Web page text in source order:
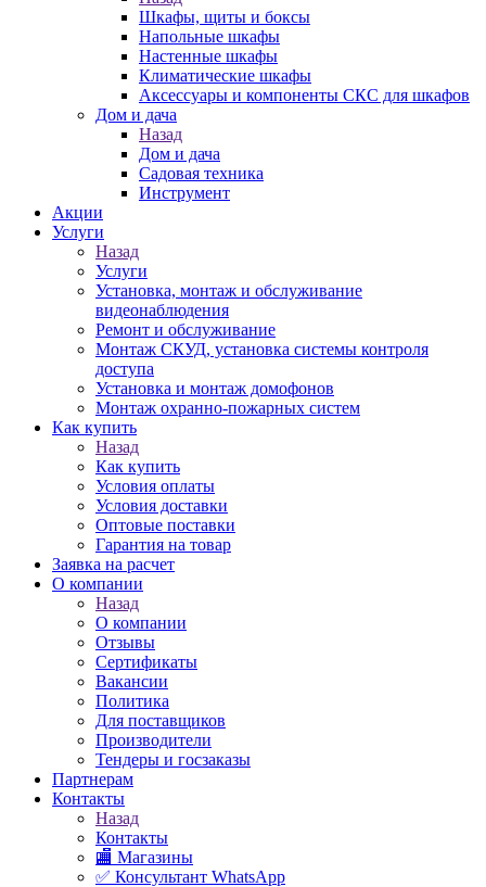
Шкафы, щиты и боксы
Напольные шкафы
Настенные шкафы
Климатические шкафы
Аксессуары и компоненты СКС для шкафов
Дом и дача
Назад
Дом и дача
Садовая техника
Инструмент
Акции
Услуги
Назад
Услуги
Установка, монтаж и обслуживание
видеонаблюдения
Ремонт и обслуживание
Монтаж СКУД, установка системы контроля
доступа
Установка и монтаж домофонов
Монтаж охранно-пожарных систем
Как купить
Назад
Как купить
Условия оплаты
Условия доставки
Оптовые поставки
Гарантия на товар
Заявка на расчет
О компании
Назад
О компании
Отзывы
Сертификаты
Вакансии
Политика
Для поставщиков
Производители
Тендеры и госзаказы
Партнерам
Контакты
Назад
Контакты
🏬 Магазины
✅️ Консультант WhatsApp